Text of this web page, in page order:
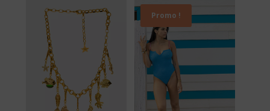
Promo !